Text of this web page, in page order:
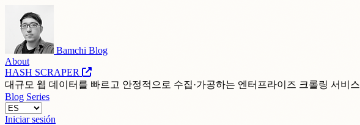
Bamchi Blog
About
HASH SCRAPER
대규모 웹 데이터를 빠르고 안정적으로 수집·가공하는 엔터프라이즈 크롤링 서비스
Blog Series
Iniciar sesión